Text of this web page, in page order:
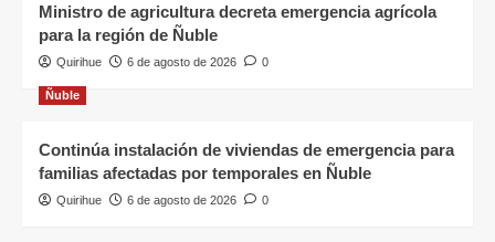
Ministro de agricultura decreta emergencia agrícola
para la región de Ñuble
Quirihue 6 de agosto de 2026 0
Ñuble
Continúa instalación de viviendas de emergencia para
familias afectadas por temporales en Ñuble
Quirihue 6 de agosto de 2026 0